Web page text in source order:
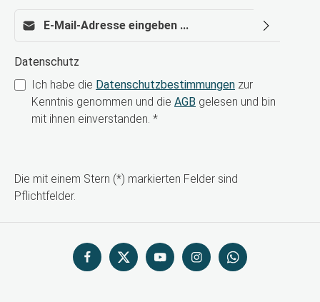
Datenschutz
Ich habe die Datenschutzbestimmungen zur
Kenntnis genommen und die AGB gelesen und bin
mit ihnen einverstanden. *
Die mit einem Stern (*) markierten Felder sind
Pflichtfelder.